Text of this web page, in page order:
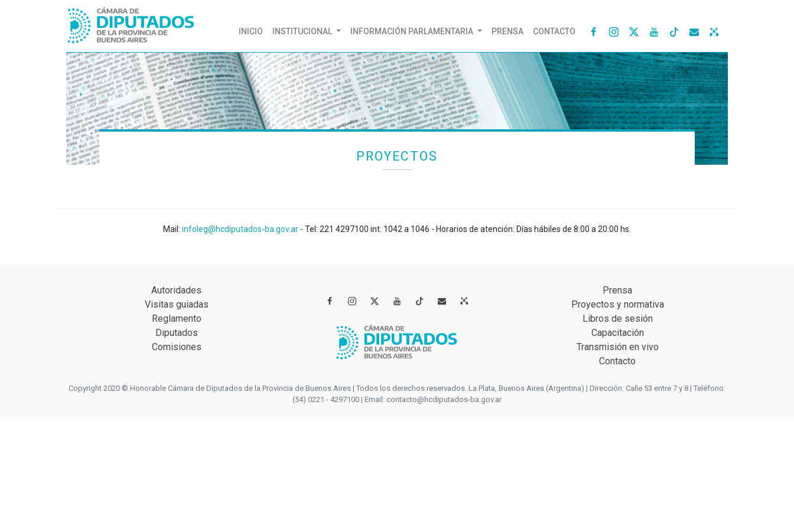
INICIO (CURRENT)
INSTITUCIONAL INFORMACIÓN PARLAMENTARIA PRENSA CONTACTO    
PROYECTOS
Mail: infoleg@hcdiputados-ba.gov.ar - Tel: 221 4297100 int: 1042 a 1046 - Horarios de atención: Días hábiles de 8:00 a 20:00 hs.
Autoridades
Visitas guiadas
Reglamento
Diputados
Comisiones
   
Prensa
Proyectos y normativa
Libros de sesión
Capacitación
Transmisión en vivo
Contacto
Copyright 2020 © Honorable Cámara de Diputados de la Provincia de Buenos Aires | Todos los derechos reservados. La Plata, Buenos Aires (Argentina) | Dirección: Calle 53 entre 7 y 8 | Teléfono:
(54) 0221 - 4297100 | Email: contacto@hcdiputados-ba.gov.ar